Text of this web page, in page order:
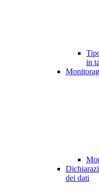
in
dei dati